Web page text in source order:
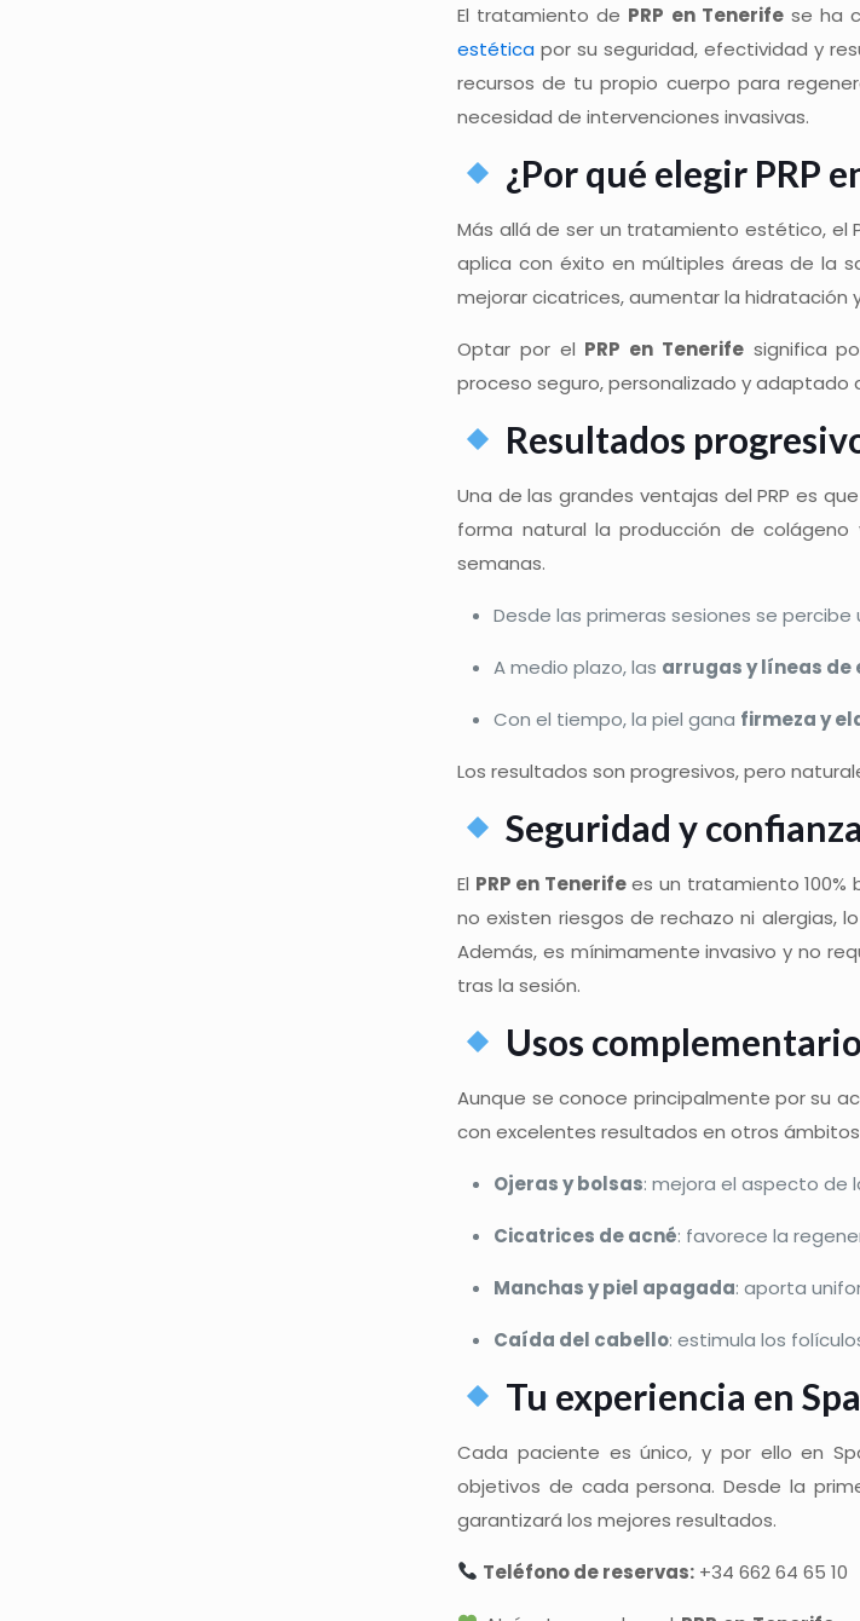
El tratamiento de PRP en Tenerifese ha
estética por su seguridad, efectividad y
recursos de tu propio cuerpo para
necesidad de intervenciones invasivas.
¿Por qué elegir PRP
Más allá de ser un tratamiento estético, el
aplica con éxito en múltiples áreas de la
mejorar cicatrices, aumentar la hidratación
Optar por el PRP en Tenerifesignifica
proceso seguro, personalizado y adaptado
Resultados
Una de las grandes ventajas del PRP es
forma natural la producción de
semanas.
Desde las primeras sesiones se percibe
A medio plazo, las arrugas y líneas de
Con el tiempo, la piel gana firmeza y
Los resultados son progresivos, pero
Seguridad y confianza
El PRP en Tenerifees un tratamiento 100%
no existen riesgos de rechazo ni alergias,
Además, es mínimamente invasivo y no
tras la sesión.
Usos
Aunque se conoce principalmente por su
con excelentes resultados en otros
Ojeras y bolsas: mejora el aspecto de
Cicatrices de acné: favorece la
Manchas y piel apagada: aporta
Caída del cabello: estimula los
Tu experiencia en
Cada paciente es único, y por ello en
objetivos de cada persona. Desde la
garantizará los mejores resultados.
Teléfono de reservas: +34 662 64 65 10